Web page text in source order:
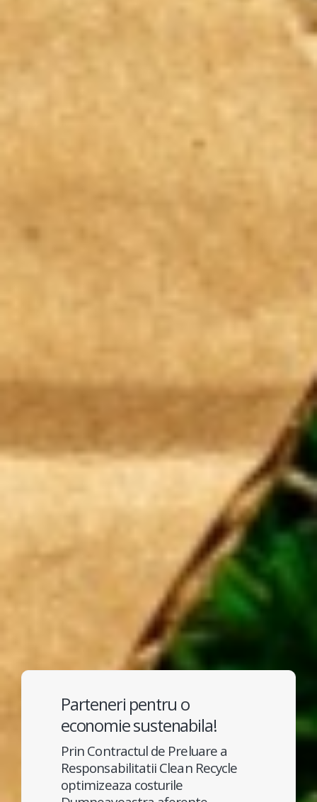
Parteneri pentru o
economie sustenabila!
Prin Contractul de Preluare a
Responsabilitatii Clean Recycle
optimizeaza costurile